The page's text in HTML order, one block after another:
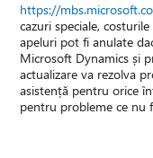
https://
cazuri speciale,
apeluri pot fi anulate
Microsoft Dynamics și
actualizare va rezolva
asistență pentru orice
pentru probleme ce nu